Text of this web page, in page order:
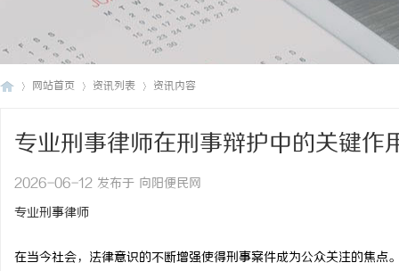
网站首页 资讯列表 资讯内容
专业刑事律师在刑事辩护中的关键作
2026-06-12 发布于 向阳便民网
专业刑事律师
在当今社会，法律意识的不断增强使得刑事案件成为公众关注的焦